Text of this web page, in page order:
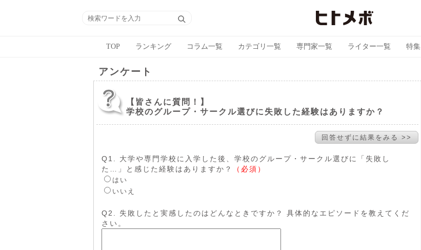
TOP ランキング コラム一覧 カテゴリ一覧 専門家一覧 ライター一覧 特集
アンケート
【皆さんに質問！】
学校のグループ・サークル選びに失敗した経験はありますか？
回答せずに結果をみる >>
Q1. 大学や専門学校に入学した後、学校のグループ・サークル選びに「失敗し
た…」と感じた経験はありますか？
（必須）
はい
いいえ
Q2. 失敗したと実感したのはどんなときですか？ 具体的なエピソードを教えてくだ
さい。